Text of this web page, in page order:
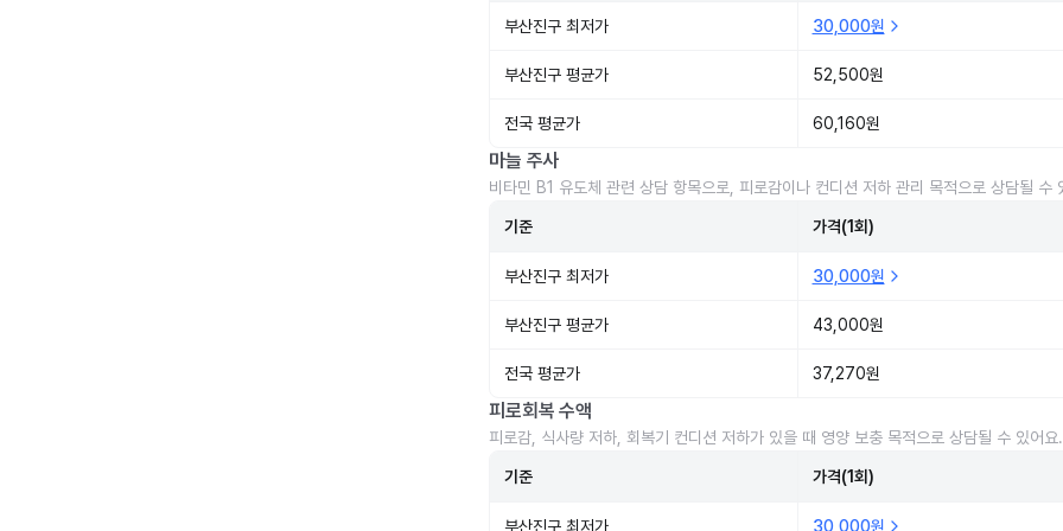
부산진구 최저가 30,000원
부산진구 평균가 52,500원
전국 평균가 60,160원
마늘 주사
비타민 B1 유도체 관련 상담 항목으로, 피로감이나 컨디션 저하 관리 목적으로 상담될 수
기준 가격(1회)
부산진구 최저가 30,000원
부산진구 평균가 43,000원
전국 평균가 37,270원
피로회복 수액
피로감, 식사량 저하, 회복기 컨디션 저하가 있을 때 영양 보충 목적으로 상담될 수 있어요.
기준 가격(1회)
부산진구 최저가 30,000원